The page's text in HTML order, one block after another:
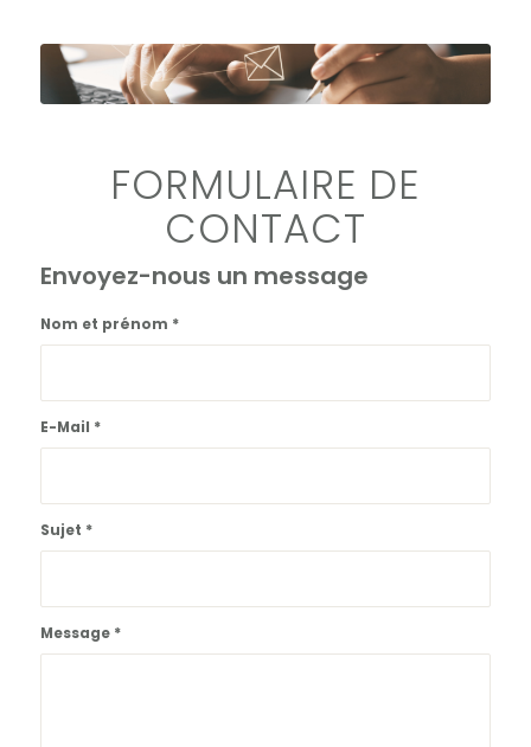
FORMULAIRE DE
CONTACT
Envoyez-nous un message
Nom et prénom *
E-Mail *
Sujet *
Message *